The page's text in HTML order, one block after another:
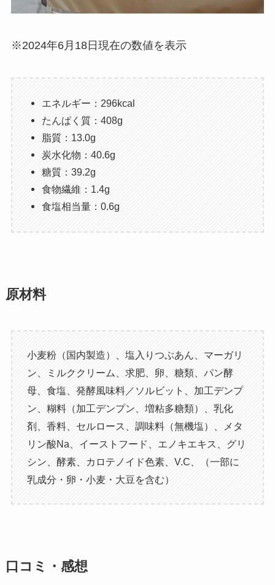
※2024年6月18日現在の数値を表示
エネルギー：296kcal
たんぱく質：408g
脂質：13.0g
炭水化物：40.6g
糖質：39.2g
食物繊維：1.4g
食塩相当量：0.6g
原材料
小麦粉（国内製造）、塩入りつぶあん、マーガリ
ン、ミルククリーム、求肥、卵、糖類、パン酵
母、食塩、発酵風味料／ソルビット、加工デンプ
ン、糊料（加工デンプン、増粘多糖類）、乳化
剤、香料、セルロース、調味料（無機塩）、メタ
リン酸Na、イーストフード、エノキエキス、グリ
シン、酵素、カロテノイド色素、V.C、（一部に
乳成分・卵・小麦・大豆を含む）
口コミ・感想